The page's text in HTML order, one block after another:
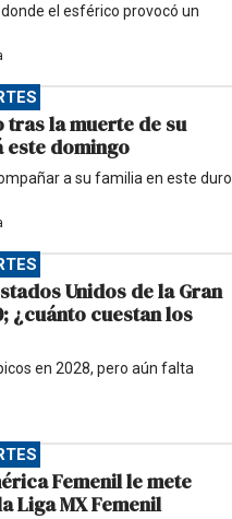
el esférico provocó un
tras la muerte de su
este domingo
a su familia en este duro
Unidos de la Gran
¿cuánto cuestan los
en 2028, pero aún falta
Femenil le mete
Liga MX Femenil